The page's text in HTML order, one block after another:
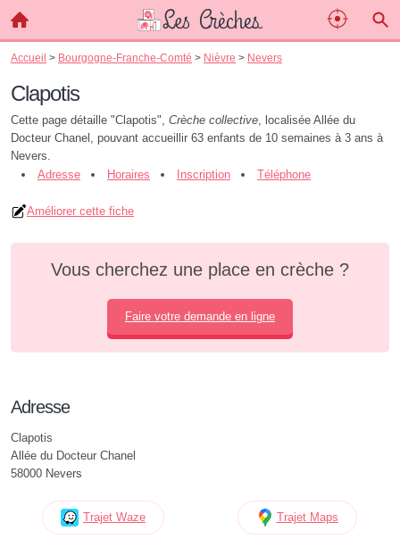
Accueil > Bourgogne-Franche-Comté > Nièvre > Nevers
Clapotis
Cette page détaille "Clapotis", Crèche collective, localisée Allée du
Docteur Chanel, pouvant accueillir 63 enfants de 10 semaines à 3 ans à
Nevers.
Adresse
Horaires Inscription Téléphone
Améliorer cette fiche
Vous cherchez une place en crèche ?
Faire votre demande en ligne
Adresse
Clapotis
Allée du Docteur Chanel
58000 Nevers
Trajet Waze Trajet Maps